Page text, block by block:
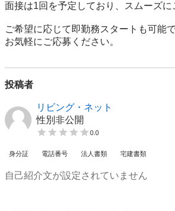
面接は1回を予定しており、スムーズに
ご希望に応じて即勤務スタートも可能で
お気軽にご応募ください。
投稿者
リビング・ネット
性別非公開
0.0
身分証 電話番号 法人書類 宅建書類
自己紹介文が設定されていません